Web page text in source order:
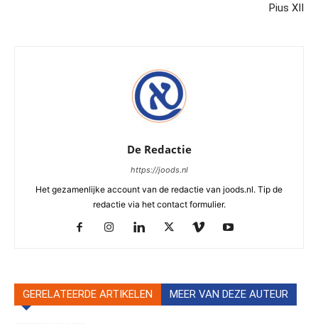
Pius XII
De Redactie
https://joods.nl
Het gezamenlijke account van de redactie van joods.nl. Tip de
redactie via het contact formulier.
GERELATEERDE ARTIKELEN MEER VAN DEZE AUTEUR